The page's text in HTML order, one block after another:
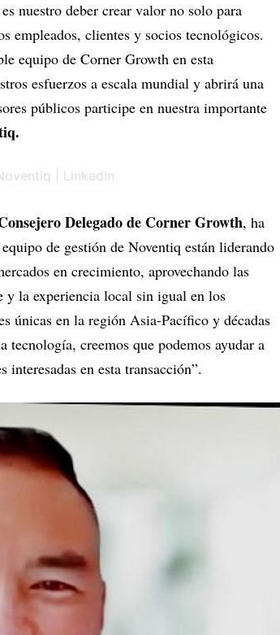
nuestro deber crear valor no solo para
empleados, clientes y socios tecnológicos.
equipo de Corner Growth en esta
esfuerzos a escala mundial y abrirá una
públicos participe en nuestra importante
Delegado de Corner Growth, ha
de gestión de Noventiq están liderando
en crecimiento, aprovechando las
y la experiencia local sin igual en los
únicas en la región Asia-Pacífico y décadas
tecnología, creemos que podemos ayudar a
en esta transacción”.